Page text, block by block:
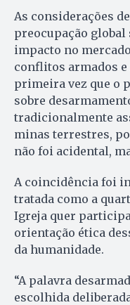
As considerações
preocupação global
impacto no
conflitos armados e
primeira vez que o
sobre
tradicionalmente
minas terrestres,
não foi acidental,
A coincidência foi
tratada como a
Igreja quer
orientação ética
da humanidade.
“A palavra
escolhida